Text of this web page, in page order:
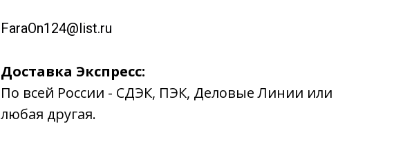
FaraOn124@list.ru
Доставка Экспресс:
По всей России - СДЭК, ПЭК, Деловые Линии или
любая другая.